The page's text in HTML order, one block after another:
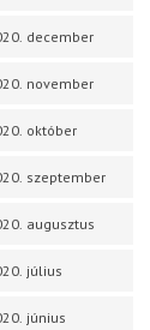
december
november
október
szeptember
augusztus
július
június